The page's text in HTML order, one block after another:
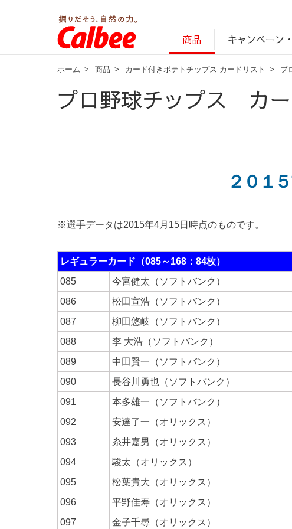
商品 キャンペーン
ホーム > 商品 > カード付きポテトチップス カードリスト > プ
プロ野球チップス カ
２０１
※選手データは2015年4月15日時点のものです。
レギュラーカード（085～168：84枚）
085
今宮健太（ソフトバンク）
086
松田宣浩（ソフトバンク）
087
柳田悠岐（ソフトバンク）
088
李 大浩（ソフトバンク）
089
中田賢一（ソフトバンク）
090
長谷川勇也（ソフトバンク）
091
本多雄一（ソフトバンク）
092
安達了一（オリックス）
093
糸井嘉男（オリックス）
094
駿太（オリックス）
095
松葉貴大（オリックス）
096
平野佳寿（オリックス）
097
金子千尋（オリックス）